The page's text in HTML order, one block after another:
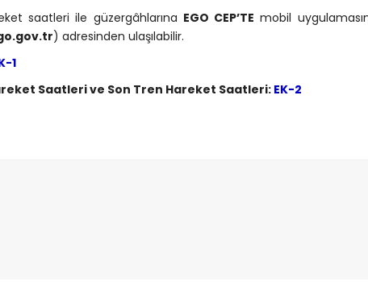
saatleri ile güzergâhlarına EGO CEP’TE mobil
) adresinden ulaşılabilir.
1
Saatleri ve Son Tren Hareket Saatleri:EK-2